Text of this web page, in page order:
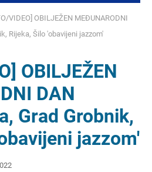
VIDEO] OBILJEŽEN MEĐUNARODNI
Rijeka, Šilo 'obavijeni jazzom'
OBILJEŽEN
DAN
Grad Grobnik,
jazzom'